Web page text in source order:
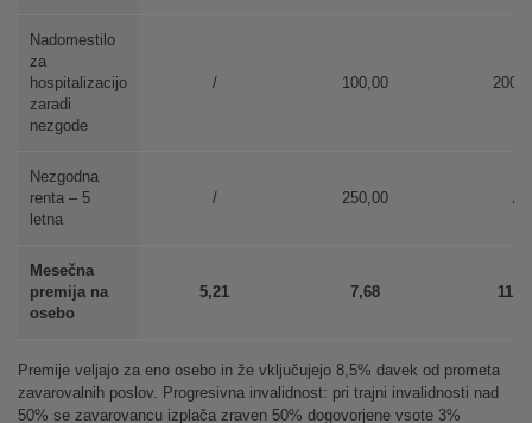
Nadomestilo
za
hospitalizacijo
zaradi
nezgode
/ 100,00
Nezgodna
renta – 5
letna
/ 250,00 /
Mesečna
premija na
osebo
5,21 7,68
Premije veljajo za eno osebo in že vključujejo 8,5% davek od prometa
zavarovalnih poslov. Progresivna invalidnost: pri trajni invalidnosti nad
50% se zavarovancu izplača zraven 50% dogovorjene vsote 3%